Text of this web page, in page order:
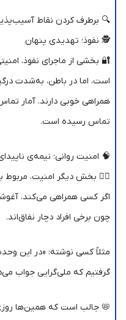
🔍 برطرف کردن نقاط
🕵️ نفوذ؛ تهدیدی پنهان
🔐 بخشی از ماجرای نفوذ،
است، اما در باطن، به‌شدت
همراهی خوبی دارند. آمار
تماس رسیده است.
🧠 امنیت روانی؛ نیمه‌ی
🧘‍♂️ بخش دیگر امنیت، مربوط
اگر کسی همراهی می‌کند،
چون برخی افراد دچار نفاق‌اند.
مثلاً کسی نوشته: «در این
گرفتیم که ملی‌گرایی جواب
📛 جالب است که همین‌ها